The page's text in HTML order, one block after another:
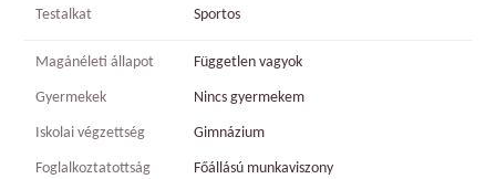
Testalkat Sportos
Magánéleti állapot Független vagyok
Gyermekek Nincs gyermekem
Iskolai végzettség Gimnázium
Foglalkoztatottság Főállású munkaviszony